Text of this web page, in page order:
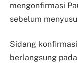
mengonfirmasi
sebelum
Sidang
berlangsung